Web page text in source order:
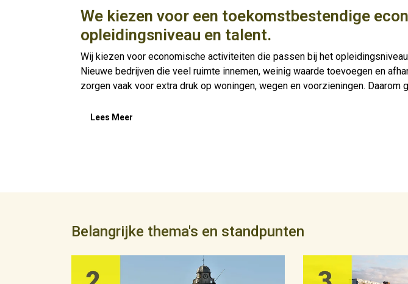
We kiezen voor een toekomstbestendige
opleidingsniveau en talent.
Wij kiezen voor economische activiteiten die passen bij het
Nieuwe bedrijven die veel ruimte innemen, weinig waarde toevoegen en
zorgen vaak voor extra druk op woningen, wegen en voorzieningen.
Lees Meer
Belangrijke thema's en standpunten